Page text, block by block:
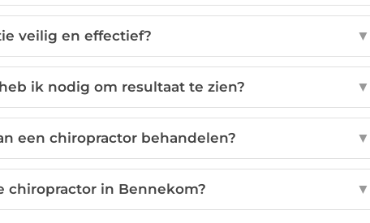
veilig en effectief? ▼
ik nodig om resultaat te zien? ▼
een chiropractor behandelen? ▼
chiropractor in Bennekom? ▼